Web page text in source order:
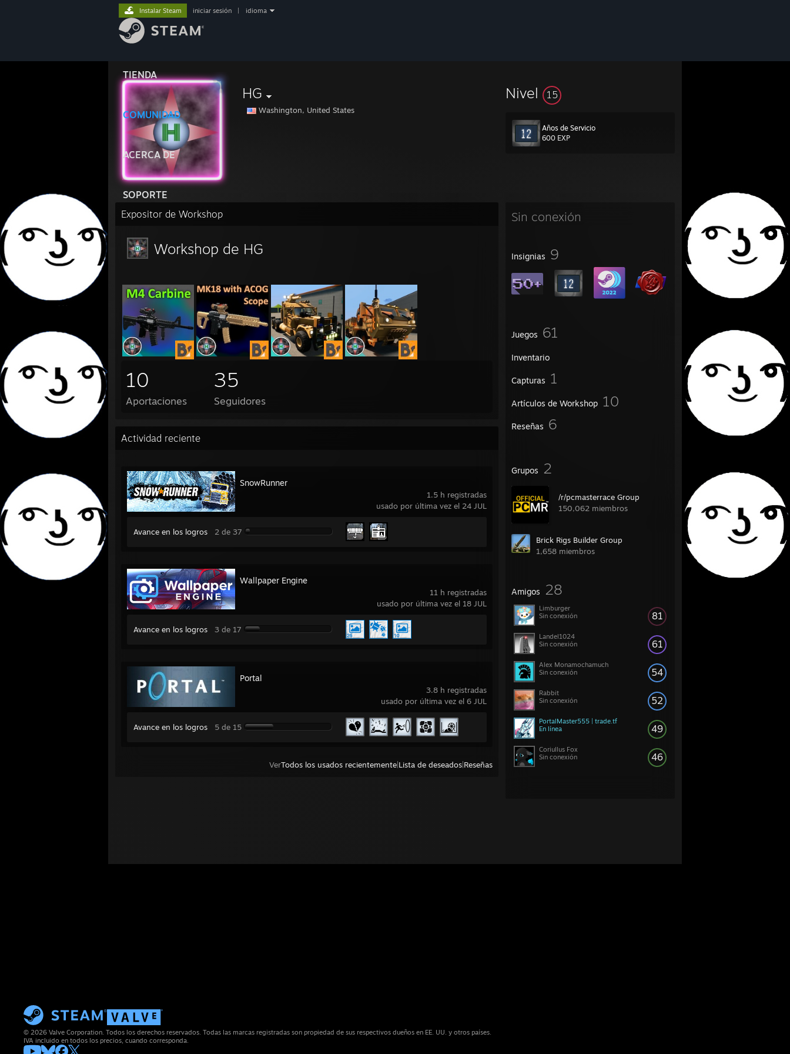
TIENDA
COMUNIDAD
ACERCA DE
SOPORTE
Instalar Steam iniciar sesión idioma
HG
Washington, United States
Nivel 15
Años de Servicio
600 EXP
Sin conexión
Insignias 9
Juegos 61
Inventario
Capturas 1
Artículos de Workshop 10
Reseñas 6
Grupos 2
/r/pcmasterrace Group
150,062 miembros
Brick Rigs Builder Group
1,658 miembros
Amigos 28
81
Limburger
Sin conexión
61
Landel1024
Sin conexión
54
Alex Monamochamuch
Sin conexión
52
Rabbit
Sin conexión
49
PortalMaster555 | trade.tf
En línea
46
Coriullus Fox
Sin conexión
Expositor de Workshop
Workshop de HG
10
Aportaciones
35
Seguidores
Actividad reciente
1.5 h registradas
usado por última vez el 24 JUL
SnowRunner
Avance en los logros 2 de 37
11 h registradas
usado por última vez el 18 JUL
Wallpaper Engine
Avance en los logros 3 de 17
3.8 h registradas
usado por última vez el 6 JUL
Portal
Avance en los logros 5 de 15
VerTodos los usados recientemente Lista de deseados Reseñas
© 2026 Valve Corporation. Todos los derechos reservados. Todas las marcas registradas son propiedad de sus respectivos dueños en EE. UU. y otros países.
IVA incluido en todos los precios, cuando corresponda.